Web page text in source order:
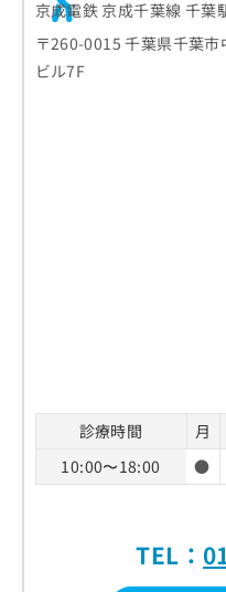
京成電鉄 京成千葉線 千葉
〒260-0015 千葉県千葉
ビル7F
診療時間 月
10:00〜18:00
●
TEL：